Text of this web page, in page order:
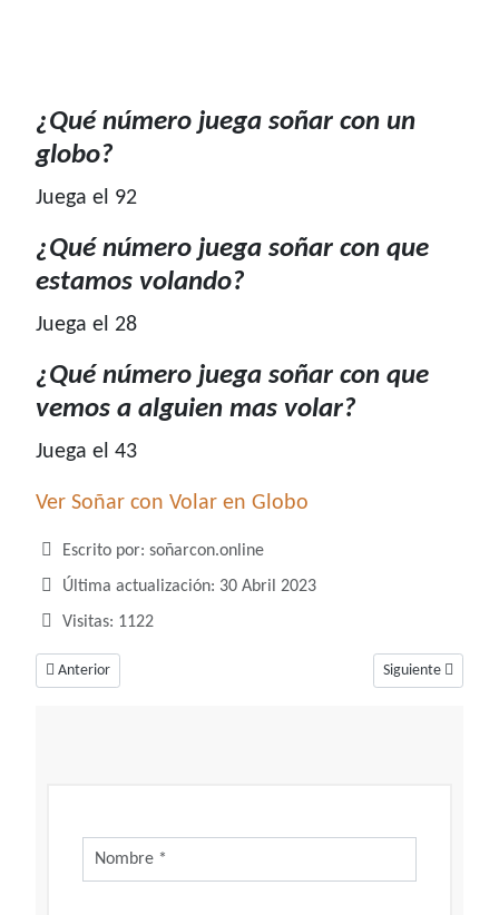
¿Qué número juega soñar con un
globo?
Juega el 92
¿Qué número juega soñar con que
estamos volando?
Juega el 28
¿Qué número juega soñar con que
vemos a alguien mas volar?
Juega el 43
Ver Soñar con Volar en Globo
Detalles
Escrito por: soñarcon.online
Última actualización: 30 Abril 2023
Visitas: 1122
Artículo anterior: ¿Qué número juega soñar con vino?
Anterior Artículo siguiente:
Siguiente